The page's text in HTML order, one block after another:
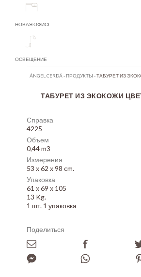
НОВАЯ ОФИСНАЯ МЕБЕЛЬ
ОСВЕЩЕНИЕ
ÁNGEL CERDÁ -ПРОДУКТЫ -ТАБУРЕТ ИЗ
ТАБУРЕТ ИЗ ЭКОКОЖИ
Справка
4225
Объем
0,44 m3
Измерения
53 x 62 x 98 cm.
Упаковка
61 x 69 x 105
13 Kg.
1 шт. 1 упаковка
Поделиться